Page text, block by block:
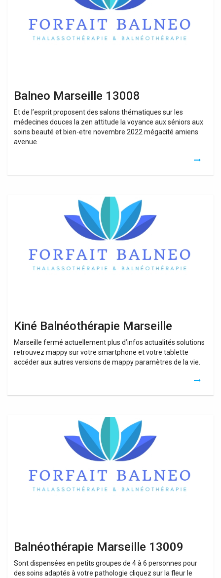
Balneo Marseille 13008
Et de l’esprit proposent des salons thématiques sur les
médecines douces la zen attitude la voyance aux séniors aux
soins beauté et bien-etre novembre 2022 mégacité amiens
avenue.
Kiné Balnéothérapie Marseille
Marseille fermé actuellement plus d’infos actualités solutions
retrouvez mappy sur votre smartphone et votre tablette
accéder aux autres versions de mappy paramètres de la vie.
Balnéothérapie Marseille 13009
Sont dispensées en petits groupes de 4 à 6 personnes pour
des soins adaptés à votre pathologie cliquez sur la fleur le